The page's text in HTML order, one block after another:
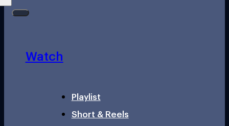
Watch
Playlist
Short & Reels